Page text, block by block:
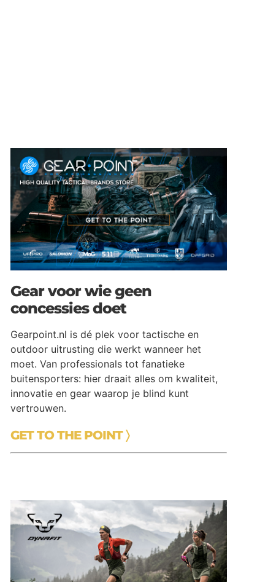
Gear voor wie geen
concessies doet
Gearpoint.nl is dé plek voor tactische en
outdoor uitrusting die werkt wanneer het
moet. Van professionals tot fanatieke
buitensporters: hier draait alles om kwaliteit,
innovatie en gear waarop je blind kunt
vertrouwen.
GET TO THE POINT 〉